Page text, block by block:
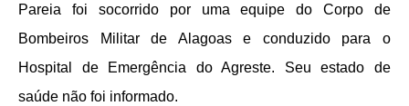
Pareia foi socorrido por uma equipe do Corpo de
Bombeiros Militar de Alagoas e conduzido para o
Hospital de Emergência do Agreste. Seu estado de
saúde não foi informado.